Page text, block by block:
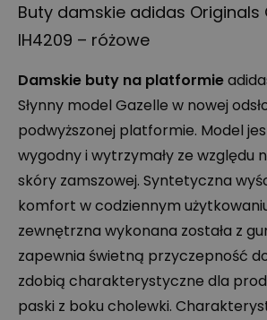
Buty damskie adidas Originals
IH4209 – różowe
Damskie buty na platformie
Słynny model Gazelle w nowej
podwyższonej platformie. Model
wygodny i wytrzymały ze względu
skóry zamszowej. Syntetyczna
komfort w codziennym
zewnętrzna wykonana została z
zapewnia świetną przyczepność do
zdobią charakterystyczne dla
paski z boku cholewki.